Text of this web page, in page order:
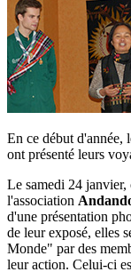
En ce début d'année,
ont présenté leurs
Le samedi 24 janvier,
l'association
d'une présentation
de leur exposé, elles
Monde" par des
leur action. Celui-ci